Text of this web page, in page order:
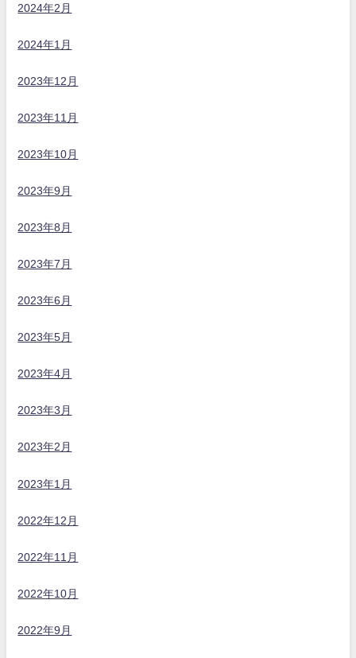
2024年2月
2024年1月
2023年12月
2023年11月
2023年10月
2023年9月
2023年8月
2023年7月
2023年6月
2023年5月
2023年4月
2023年3月
2023年2月
2023年1月
2022年12月
2022年11月
2022年10月
2022年9月